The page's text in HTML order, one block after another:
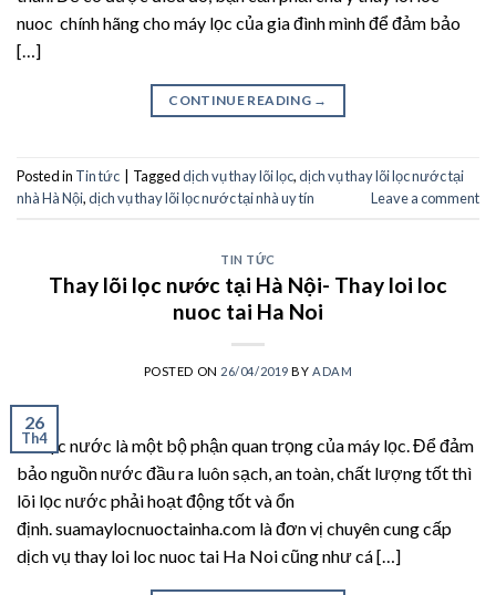
nuoc chính hãng cho máy lọc của gia đình mình để đảm bảo
[…]
CONTINUE READING →
Posted in Tin tức Taggeddịch vụ thay lõi lọc,dịch vụ thay lõi lọc nước tại
nhà Hà Nội,dịch vụ thay lõi lọc nước tại nhà uy tín Leave a comment
TIN TỨC
Thay lõi lọc nước tại Hà Nội- Thay loi loc
nuoc tai Ha Noi
POSTED ON 26/04/2019 BY ADAM
26
Th4
Lõi lọc nước là một bộ phận quan trọng của máy lọc. Để đảm
bảo nguồn nước đầu ra luôn sạch, an toàn, chất lượng tốt thì
lõi lọc nước phải hoạt động tốt và ổn
định. suamaylocnuoctainha.com là đơn vị chuyên cung cấp
dịch vụ thay loi loc nuoc tai Ha Noi cũng như cá […]